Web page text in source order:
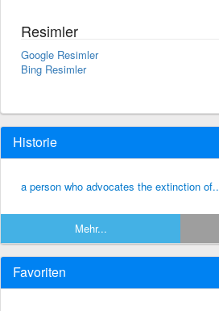
Resimler
Google Resimler
Bing Resimler
Historie
a person who advocates the extinction of..
Mehr...
Favoriten